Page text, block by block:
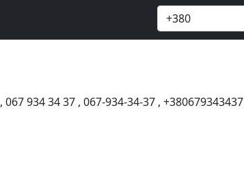
, 067 934 34 37 , 067-934-34-37 , +380679343437